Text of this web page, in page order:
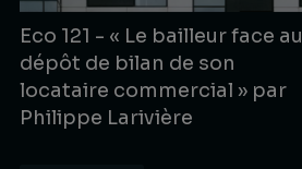
Eco 121 - « Le bailleur face au
dépôt de bilan de son
locataire commercial » par
Philippe Larivière